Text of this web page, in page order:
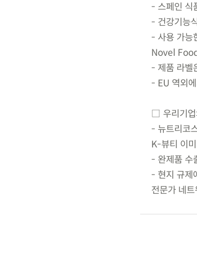
- 스페인 식
- 건강기능
- 사용 가능
Novel
- 제품 라벨
- EU 역외
□ 우리기업
- 뉴트리코
K-뷰티 이
- 완제품 수
- 현지 규제
전문가 네